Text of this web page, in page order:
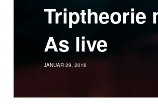
Triptheorie
As live
JANUAR 29, 2016